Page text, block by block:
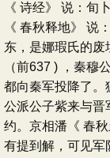
《 诗经》 说：旬
《 春秋释地》 说
东，是娜瑕氏的
（前637 ) ，秦穆
都向秦军投降了。
公派公子紫来与晋
约。京相潘《 春
有提到解，可见军